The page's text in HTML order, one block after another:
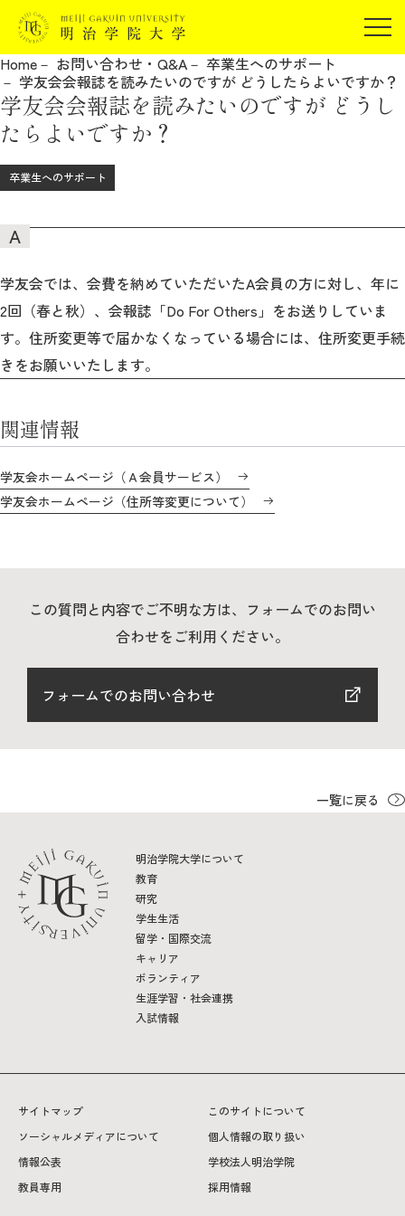
在学生の方
卒業生の方
報道関係の方
JP EN
明治学院大学について
研究
学生生活
ボランティア
生涯学習・社会連携
2026年9月入学者向け 新入生サイト
MGグッズ オンラインショップ
（外部サイト）
アクセス
キャンパス
入試情報
お問合わせ 取材・撮影
Home お問い合わせ・Q&A
卒業生へのサポート
学友会会報誌を読みたいのですが どうしたらよいですか？
学友会会報誌を読みたいのですが どうし
たらよいですか？
卒業生へのサポート
学友会では、会費を納めていただいたA会員の方に対し、年に
2回（春と秋）、会報誌「Do For Others」をお送りしていま
す。住所変更等で届かなくなっている場合には、住所変更手続
きをお願いいたします。
関連情報
学友会ホームページ（Ａ会員サービス）
学友会ホームページ（住所等変更について）
この質問と内容でご不明な方は、フォームでのお問い
合わせをご利用ください。
フォームでのお問い合わせ
一覧に戻る
明治学院大学について
教育
研究
学生生活
留学・国際交流
キャリア
ボランティア
生涯学習・社会連携
入試情報
サイトマップ
このサイトについて
ソーシャルメディアについて
個人情報の取り扱い
情報公表
学校法人明治学院
教員専用
採用情報